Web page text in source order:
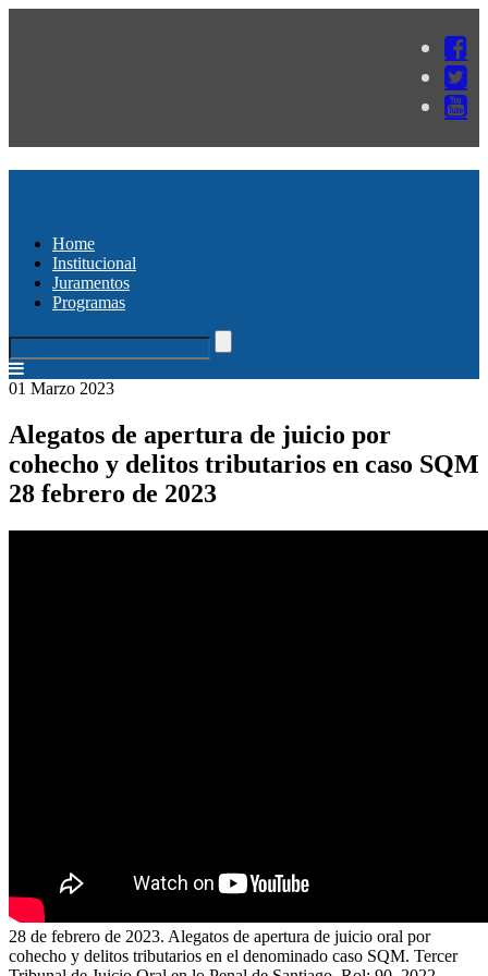
Home
Institucional
Juramentos
Programas
01 Marzo 2023
Alegatos de apertura de juicio por
cohecho y delitos tributarios en caso SQM
28 febrero de 2023
28 de febrero de 2023. Alegatos de apertura de juicio oral por
cohecho y delitos tributarios en el denominado caso SQM. Tercer